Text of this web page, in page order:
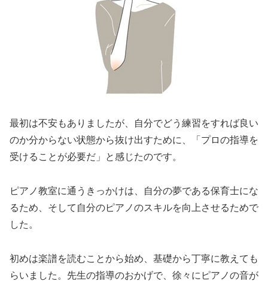
最初は不安もありましたが、自分でどう練習をすれば良い
のか分からない状態から抜け出すために、「プロの指導を
受けることが必要だ」と感じたのです。
ピアノ教室に通うきっかけは、自分の夢である保育士にな
るため、そして自分のピアノのスキルを向上させるためで
した。
初めは楽譜を読むことから始め、基礎から丁寧に教えても
らいました。先生の指導のおかげで、徐々にピアノの音が